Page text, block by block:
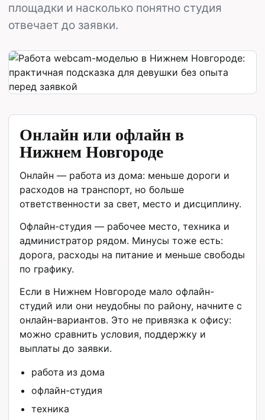
площадки и насколько понятно студия
отвечает до заявки.
Онлайн или офлайн в
Нижнем Новгороде
Онлайн — работа из дома: меньше дороги и
расходов на транспорт, но больше
ответственности за свет, место и дисциплину.
Офлайн-студия — рабочее место, техника и
администратор рядом. Минусы тоже есть:
дорога, расходы на питание и меньше свободы
по графику.
Если в Нижнем Новгороде мало офлайн-
студий или они неудобны по району, начните с
онлайн-вариантов. Это не привязка к офису:
можно сравнить условия, поддержку и
выплаты до заявки.
работа из дома
офлайн-студия
техника